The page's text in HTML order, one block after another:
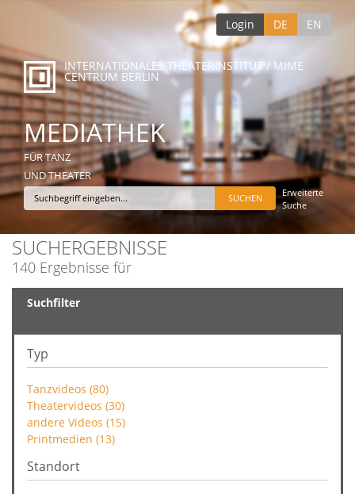
Login DE EN
INTERNATIONALES THEATERINSTITUT / MIME
CENTRUM BERLIN
MEDIATHEK
FÜR TANZ
UND THEATER
Erweiterte
Suche
SUCHERGEBNISSE
140 Ergebnisse für
Suchfilter
Typ
Tanzvideos (80)
Theatervideos (30)
andere Videos (15)
Printmedien (13)
Standort